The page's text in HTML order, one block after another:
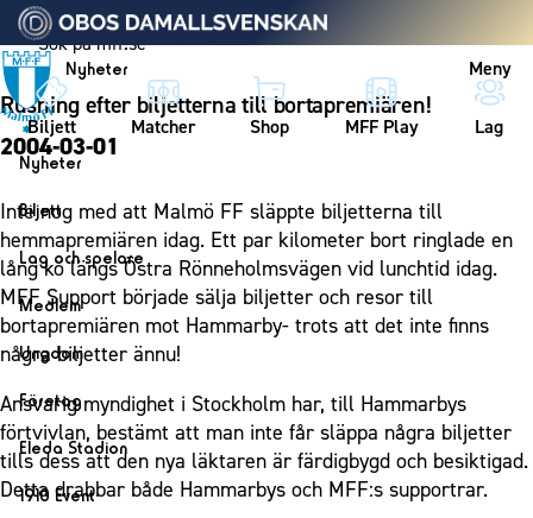
Vidare till innehållet
Nyheter Meny
Biljett Matcher Shop MFF Play Lag
Nyheter
Nyheter
Kalender
Biljett
Biljett
Årskort herr
Årskort dam
Mitt MFF
Biljetter till bortamatcher
Biljettvillkor
Lag och spelare
Lag
Herrlaget
Spelare
Ledarstab
Damlaget
Spelare
Medlem
Medlemskap i Malmö FF
Ungdom
MFF Ungdom
Sommarfotboll
Skånecupen
Fotbollsskolan
Företag
Bli företagspartner
Nätverket
Eleda Stadion
Eleda Stadion
1910 Event
Rusning efter biljetterna till bortapremiären!
2004-03-01
Inte nog med att Malmö FF släppte biljetterna till
hemmapremiären idag. Ett par kilometer bort ringlade en
lång kö längs Östra Rönneholmsvägen vid lunchtid idag.
MFF Support började sälja biljetter och resor till
bortapremiären mot Hammarby- trots att det inte finns
några biljetter ännu!
Ansvarig myndighet i Stockholm har, till Hammarbys
förtvivlan, bestämt att man inte får släppa några biljetter
tills dess att den nya läktaren är färdigbygd och besiktigad.
Detta drabbar både Hammarbys och MFF:s supportrar.